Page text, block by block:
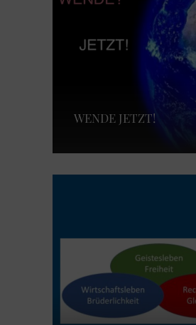
WENDE JETZT!